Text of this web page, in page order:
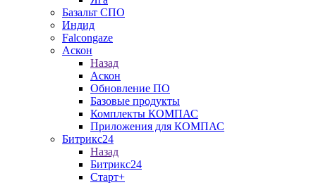
Базальт СПО
Индид
Falcongaze
Аскон
Назад
Аскон
Обновление ПО
Базовые продукты
Комплекты КОМПАС
Приложения для КОМПАС
Битрикс24
Назад
Битрикс24
Старт+